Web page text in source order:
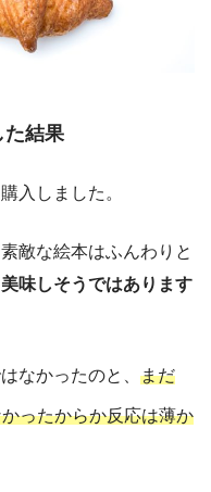
た結果
入しました。
敵な絵本はふんわりと
味しそうではあります
なかったのと、 まだ
ったからか反応は薄か